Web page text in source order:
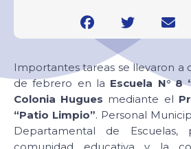
Importantes tareas se llevaron a
de febrero en la Escuela N° 8
Colonia Hugues mediante el
“Patio Limpio”. Personal
Departamental de Escuelas,